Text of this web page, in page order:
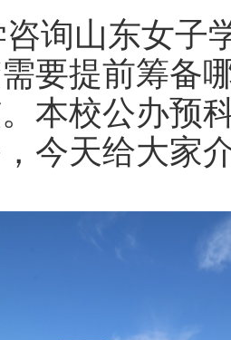
询山东女子
要提前筹备
本校公办预
今天给大家